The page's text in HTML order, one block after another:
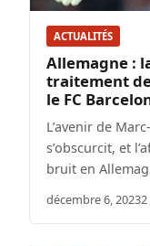
ACTUALITÉS
Allemagne :
traitement
le FC
L’avenir de
s’obscurcit, et
bruit en
décembre 6, 2023